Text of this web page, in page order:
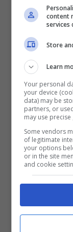
In
rilevati alti
indicano un
batteri che
Questi
possa
In altre
content
services
Store
Learn
Your personal
your device
data) may be
partners, or
may use
Some vendors
of legitimate
your options
or in the site
and cookie